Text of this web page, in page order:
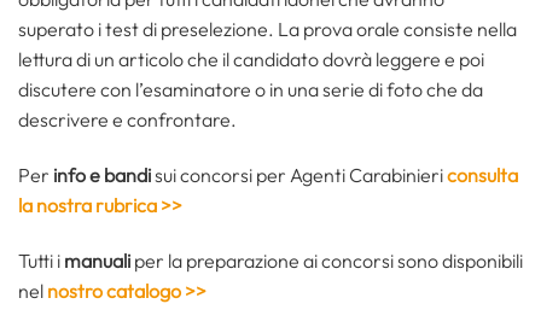
superato i test di preselezione. La prova orale consiste nella
lettura di un articolo che il candidato dovrà leggere e poi
discutere con l’esaminatore o in una serie di foto che da
descrivere e confrontare.
Per info e bandisui concorsi per Agenti Carabiniericonsulta
la nostra rubrica >>
Tutti i manuali per la preparazione ai concorsi sono disponibili
nel nostro catalogo >>